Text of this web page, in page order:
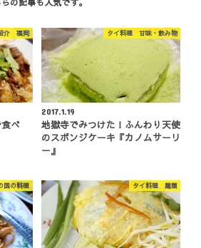
介 福岡
べ
タイ料理 甘味・飲み物
2017.1.19
地獄寺でみつけた！ふんわり天使
のスポンジケーキ『カノムサーリ
ー』
国の料理 タイ料理 麺類